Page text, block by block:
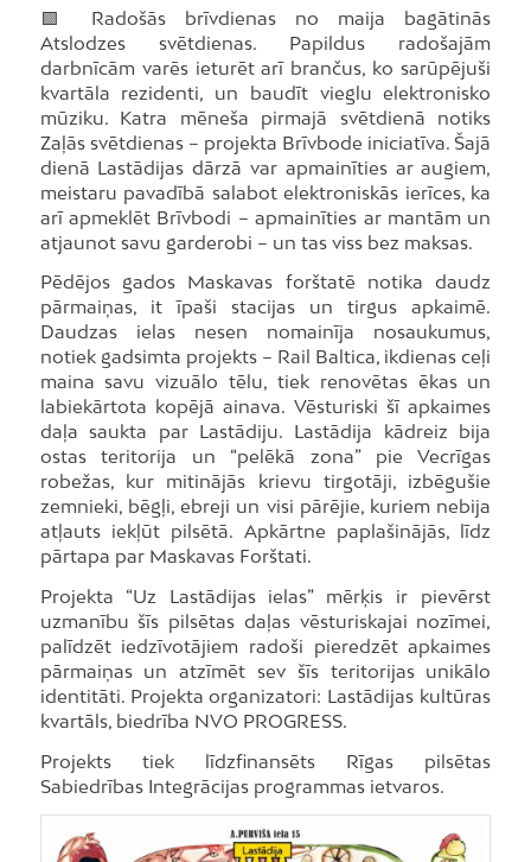
🟩 Radošās brīvdienas no maija bagātinās
Atslodzes svētdienas. Papildus radošajām
darbnīcām varēs ieturēt arī brančus, ko sarūpējuši
kvartāla rezidenti, un baudīt vieglu elektronisko
mūziku. Katra mēneša pirmajā svētdienā notiks
Zaļās svētdienas – projekta Brīvbode iniciatīva. Šajā
dienā Lastādijas dārzā var apmainīties ar augiem,
meistaru pavadībā salabot elektroniskās ierīces, ka
arī apmeklēt Brīvbodi – apmainīties ar mantām un
atjaunot savu garderobi – un tas viss bez maksas.
Pēdējos gados Maskavas forštatē notika daudz
pārmaiņas, it īpaši stacijas un tirgus apkaimē.
Daudzas ielas nesen nomainīja nosaukumus,
notiek gadsimta projekts – Rail Baltica, ikdienas ceļi
maina savu vizuālo tēlu, tiek renovētas ēkas un
labiekārtota kopējā ainava. Vēsturiski šī apkaimes
daļa saukta par Lastādiju. Lastādija kādreiz bija
ostas teritorija un “pelēkā zona” pie Vecrīgas
robežas, kur mitinājās krievu tirgotāji, izbēgušie
zemnieki, bēgļi, ebreji un visi pārējie, kuriem nebija
atļauts iekļūt pilsētā. Apkārtne paplašinājās, līdz
pārtapa par Maskavas Forštati.
Projekta “Uz Lastādijas ielas” mērķis ir pievērst
uzmanību šīs pilsētas daļas vēsturiskajai nozīmei,
palīdzēt iedzīvotājiem radoši pieredzēt apkaimes
pārmaiņas un atzīmēt sev šīs teritorijas unikālo
identitāti. Projekta organizatori: Lastādijas kultūras
kvartāls, biedrība NVO PROGRESS.
Projekts tiek līdzfinansēts Rīgas pilsētas
Sabiedrības Integrācijas programmas ietvaros.